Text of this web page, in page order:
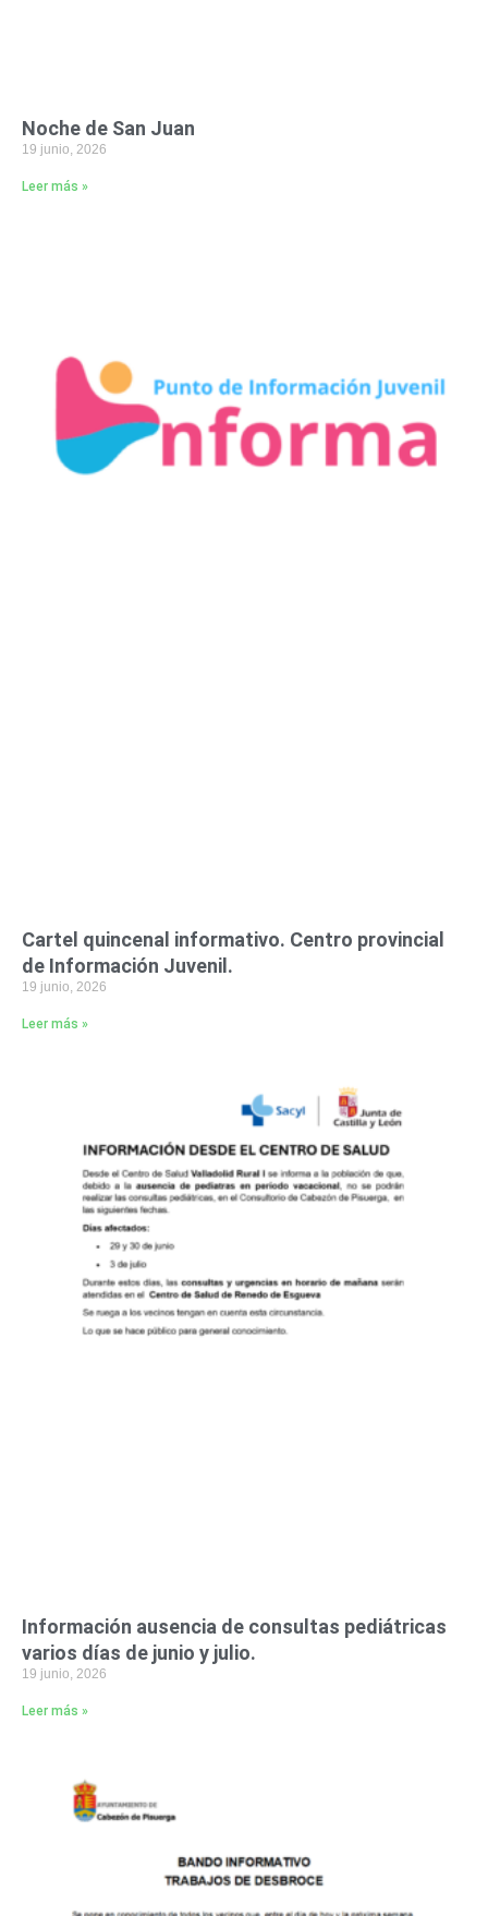
Noche de San Juan
19 junio, 2026
Leer más »
Cartel quincenal informativo. Centro provincial
de Información Juvenil.
19 junio, 2026
Leer más »
Información ausencia de consultas pediátricas
varios días de junio y julio.
19 junio, 2026
Leer más »